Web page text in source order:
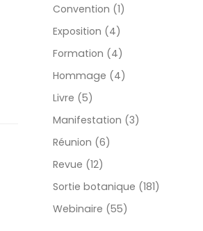
Convention (1)
Exposition (4)
Formation (4)
Hommage (4)
Livre (5)
Manifestation (3)
Réunion (6)
Revue (12)
Sortie botanique (181)
Webinaire (55)